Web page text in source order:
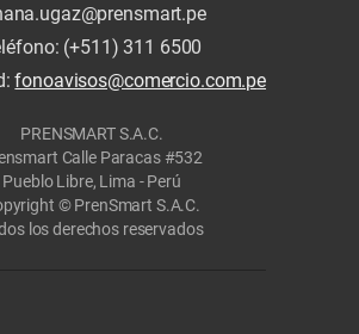
(+511) 311 6500
fonoavisos@comercio.com.pe
PRENSMART S.A.C.
Calle Paracas #532
Pueblo Libre, Lima - Perú
© PrenSmart S.A.C.
los derechos reservados